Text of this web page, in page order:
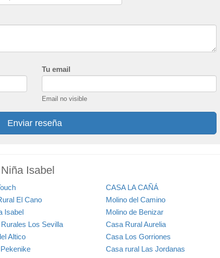
Tu email
Email no visible
Enviar reseña
Isabel
CASA LA CAÑÁ
El Cano
Molino del Camino
Isabel
Molino de Benizar
Los Sevilla
Casa Rural Aurelia
Altico
Casa Los Gorriones
Casa rural Las Jordanas